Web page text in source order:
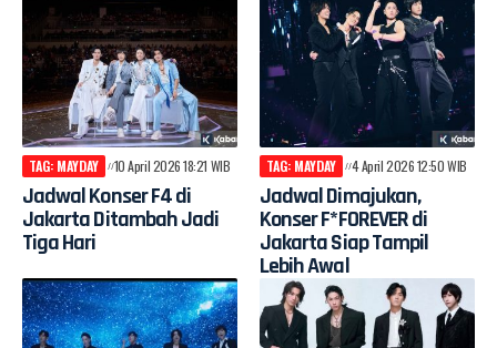
TAG: MAYDAY 10 April 2026 18:21 WIB
Jadwal Konser F4 di
Jakarta Ditambah Jadi
Tiga Hari
TAG: MAYDAY 4 April 2026 12:50 WIB
Jadwal Dimajukan,
Konser F*FOREVER di
Jakarta Siap Tampil
Lebih Awal